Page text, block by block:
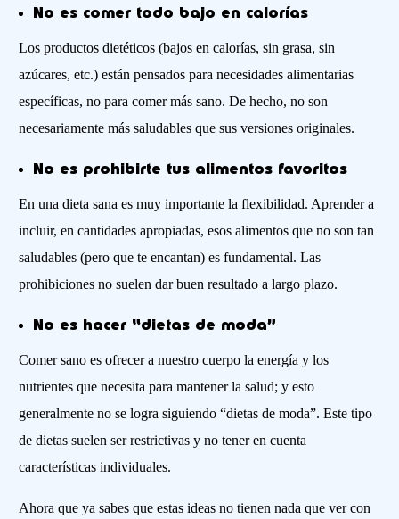
No es comer todo bajo en calorías
Los productos dietéticos (bajos en calorías, sin grasa, sin
azúcares, etc.) están pensados para necesidades alimentarias
específicas, no para comer más sano. De hecho, no son
necesariamente más saludables que sus versiones originales.
No es prohibirte tus alimentos favoritos
En una dieta sana es muy importante la flexibilidad. Aprender a
incluir, en cantidades apropiadas, esos alimentos que no son tan
saludables (pero que te encantan) es fundamental. Las
prohibiciones no suelen dar buen resultado a largo plazo.
No es hacer “dietas de moda”
Comer sano es ofrecer a nuestro cuerpo la energía y los
nutrientes que necesita para mantener la salud; y esto
generalmente no se logra siguiendo “dietas de moda”. Este tipo
de dietas suelen ser restrictivas y no tener en cuenta
características individuales.
Ahora que ya sabes que estas ideas no tienen nada que ver con